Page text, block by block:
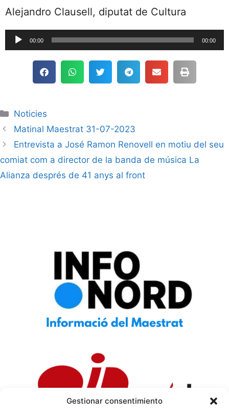
Gestionar consentimiento
Alejandro Clausell, diputat de Cultura
Reproductor
de
00:00 00:00
Noticies
Matinal Maestrat 31-07-2023
Entrevista a José Ramon Renovell en motiu del seu
comiat com a director de la banda de música La
Alianza després de 41 anys al front